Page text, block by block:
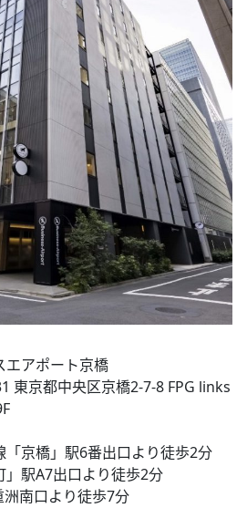
エアポート京橋
東京都中央区京橋2-7-8 FPG links
「京橋」駅6番出口より徒歩2分
」駅A7出口より徒歩2分
洲南口より徒歩7分